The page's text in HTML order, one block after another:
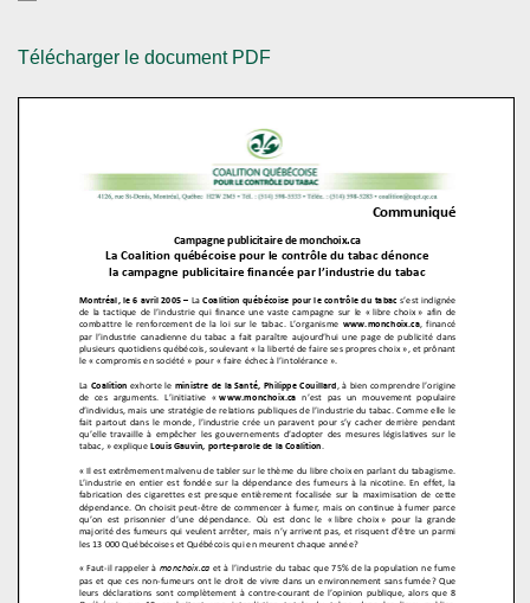
Télécharger le document PDF